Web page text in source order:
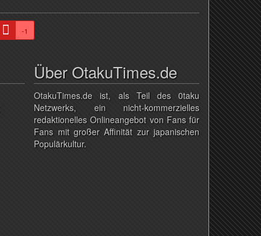
-1
Über OtakuTimes.de
OtakuTimes.de ist, als Teil des 0taku
Netzwerks, ein nicht-kommerzielles
redaktionelles Onlineangebot von Fans für
Fans mit großer Affinität zur japanischen
Populärkultur.